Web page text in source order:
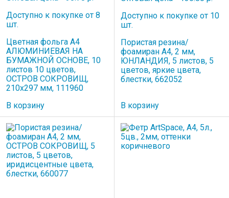
Доступно к покупке от 8
шт.
Цветная фольга А4
АЛЮМИНИЕВАЯ НА
БУМАЖНОЙ ОСНОВЕ, 10
листов 10 цветов,
ОСТРОВ СОКРОВИЩ,
210х297 мм, 111960
В корзину
Доступно к покупке от 10
шт.
Пористая резина/
фоамиран А4, 2 мм,
ЮНЛАНДИЯ, 5 листов, 5
цветов, яркие цвета,
блестки, 662052
В корзину